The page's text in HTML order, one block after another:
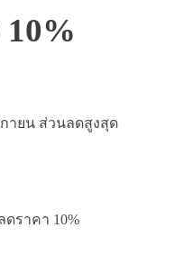
ายน ส่วนลดสูงสุด
ดราคา 10%